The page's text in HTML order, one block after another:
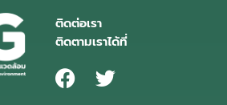
ติดต่อเรา
ติดตามเราได้ที่